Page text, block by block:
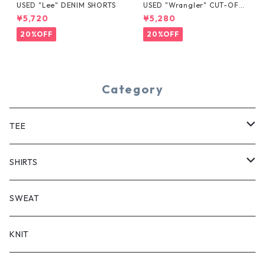
USED "Lee" DENIM SHORTS
¥5,720
20%OFF
USED "Wrangler" CUT-OFF
DENIM SHORTS
¥5,280
20%OFF
Category
TEE
SHORT SLEEVE
LONG SLEEVE
SHIRTS
SHORT SLEEVE
LONG SLEEVE
SWEAT
KNIT